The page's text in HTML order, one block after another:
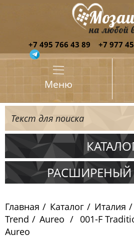
+7 495 766 43 89 +7 977
Меню
Испания
Skalini Mosaic
Главная Каталог Италия
Trend
Aureo
001-F
Aureo